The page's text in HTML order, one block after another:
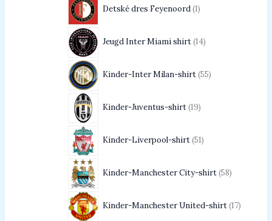
Detské dres Feyenoord 1
Jeugd Inter Miami shirt 14
Kinder-Inter Milan-shirt 55
Kinder-Juventus-shirt 19
Kinder-Liverpool-shirt 51
Kinder-Manchester City-shirt 58
Kinder-Manchester United-shirt 17